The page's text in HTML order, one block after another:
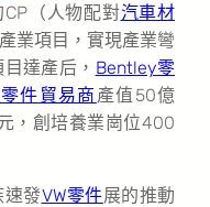
（人物配對汽車材
業項目，實現產業彎
達產后， Bentley零
件貿易商 產值50億
，創培養業崗位400
速發VW零件展的推動